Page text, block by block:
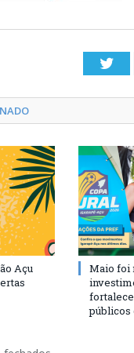
Açu
Maio foi
públicos